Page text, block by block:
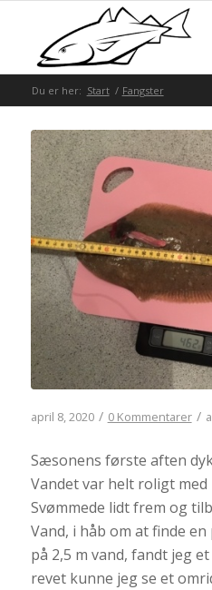
Du er her: Start / Fangster
april 8, 2020 / 0 Kommentarer /
Sæsonens første aften
Vandet var helt roligt
Svømmede lidt frem og
Vand, i håb om at finde
på 2,5 m vand, fandt jeg
revet kunne jeg se et